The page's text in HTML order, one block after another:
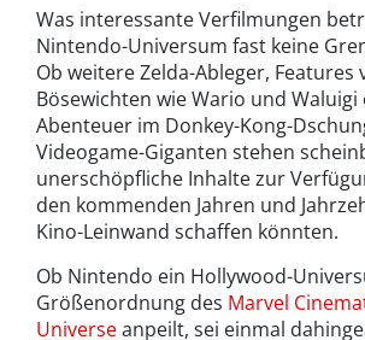
Was interessante Verfilmungen
Nintendo-Universum fast keine
Ob weitere Zelda-Ableger, Features
Bösewichten wie Wario und Waluigi
Abenteuer im Donkey-Kong-
Videogame-Giganten stehen
unerschöpfliche Inhalte zur
den kommenden Jahren und
Kino-Leinwand schaffen könnten.
Ob Nintendo ein Hollywood-
Größenordnung des Marvel
Universeanpeilt, sei einmal